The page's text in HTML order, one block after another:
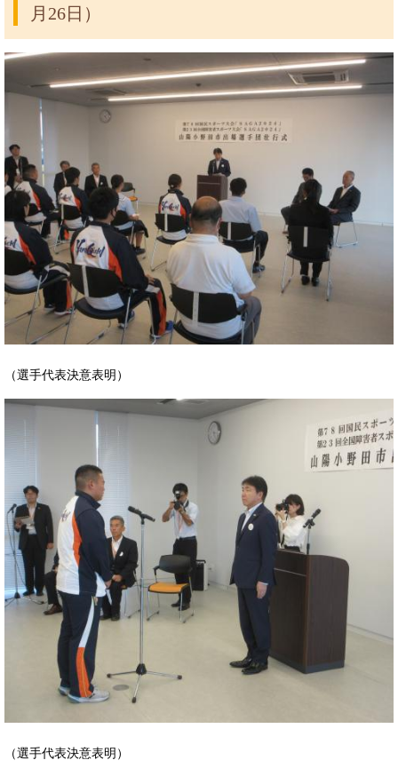
月26日）
（選手代表決意表明）
（選手代表決意表明）